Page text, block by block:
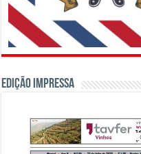
Edição Impressa